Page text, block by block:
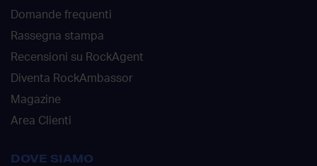
Domande frequenti
Rassegna stampa
Recensioni su RockAgent
Diventa RockAmbassor
Magazine
Area Clienti
DOVE SIAMO